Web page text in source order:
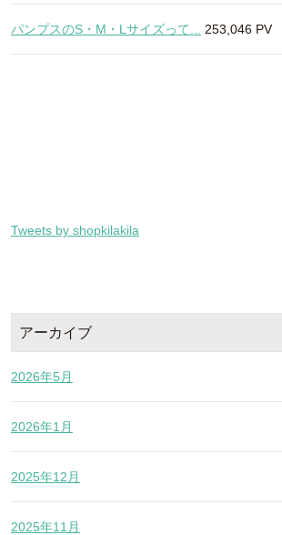
パンプスのS・M・Lサイズって... 253,046 PV
Tweets by shopkilakila
アーカイブ
2026年5月
2026年1月
2025年12月
2025年11月